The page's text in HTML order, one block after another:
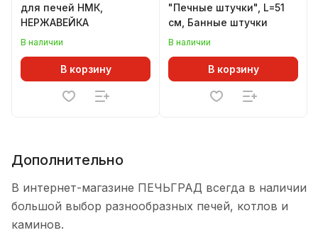
для печей НМК,
НЕРЖАВЕЙКА
В наличии
В корзину
"Печные штучки", L=51
см, Банные штучки
В наличии
В корзину
Дополнительно
В интернет-магазине ПЕЧЬГРАД всегда в наличии
большой выбор разнообразных печей, котлов и
каминов.